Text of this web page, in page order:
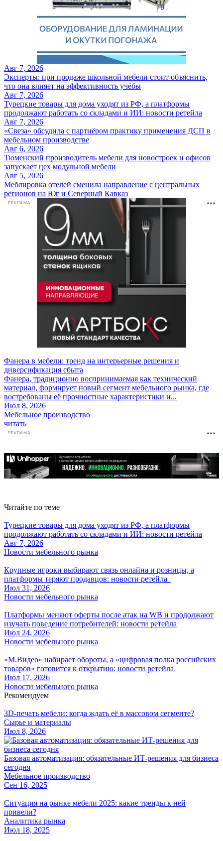
Авг 7, 2026
Эксперты: при продаже школьной мебели стоит объяснить,
что она влияет на эффективность учёбы
Авг 7, 2026
Турецкие товары для дома уходят из РФ, а платформы
продолжают работать со складами и ИИ: новости ретейла
Авг 7, 2026
«Свеза» обсудила с партнёром практику применения ДСП в
мебельном производстве
Авг 6, 2026
Тюменский производитель мебели для новостроек и офисов
запускает цех модульной мебели
Авг 5, 2026
Меблировка отелей сменила направление с центральных
регионов на Юг и Северный Кавказ
РЕКЛАМА
Фанера в мебели: тренд на интерьерные решения и
диверсификация сбыта
Фанера, традиционно воспринимаемая как технический
материал, формирует новый сегмент мебельного рынка, где
востребованы её прочностные характеристики и...
Июл 8, 2026
Мебельное производство
читать
РЕКЛАМА
Читайте по теме
Турецкие товары для дома уходят из РФ, а платформы
продолжают работать со складами и ИИ: новости ретейла
Авг 7, 2026
Новости мебельного рынка
Крупные игроки выбирают связь онлайна и розницы, а
платформы теряют продавцов: новости ретейла
Июл 31, 2026
Новости мебельного рынка
Платформы меняют оферты после атак на WB и продолжают
изучать поведение потребителей: новости ретейла
Июл 24, 2026
Новости мебельного рынка
«М.Видео» набирает обороты, а «цифровая полка российских
товаров» готовится к открытию: новости ретейла
Июл 17, 2026
Новости мебельного рынка
Рекомендуем
3D-печать мебели: когда ждать её в массовом сегменте?
Сырье и материалы
Июл 8, 2026
Базовая автоматизация: обязательные ИТ-решения для бизнеса
сегодня
Мебельное производство
Сен 16, 2025
Ситуация на рынке мебели 2025: какие тренды к ней
привели?
Аналитика рынка
Июл 18, 2025